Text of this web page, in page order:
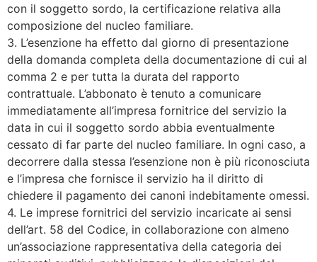
con il soggetto sordo, la certificazione relativa alla
composizione del nucleo familiare.
3. L’esenzione ha effetto dal giorno di presentazione
della domanda completa della documentazione di cui al
comma 2 e per tutta la durata del rapporto
contrattuale. L’abbonato è tenuto a comunicare
immediatamente all’impresa fornitrice del servizio la
data in cui il soggetto sordo abbia eventualmente
cessato di far parte del nucleo familiare. In ogni caso, a
decorrere dalla stessa l’esenzione non è più riconosciuta
e l’impresa che fornisce il servizio ha il diritto di
chiedere il pagamento dei canoni indebitamente omessi.
4. Le imprese fornitrici del servizio incaricate ai sensi
dell’art. 58 del Codice, in collaborazione con almeno
un’associazione rappresentativa della categoria dei